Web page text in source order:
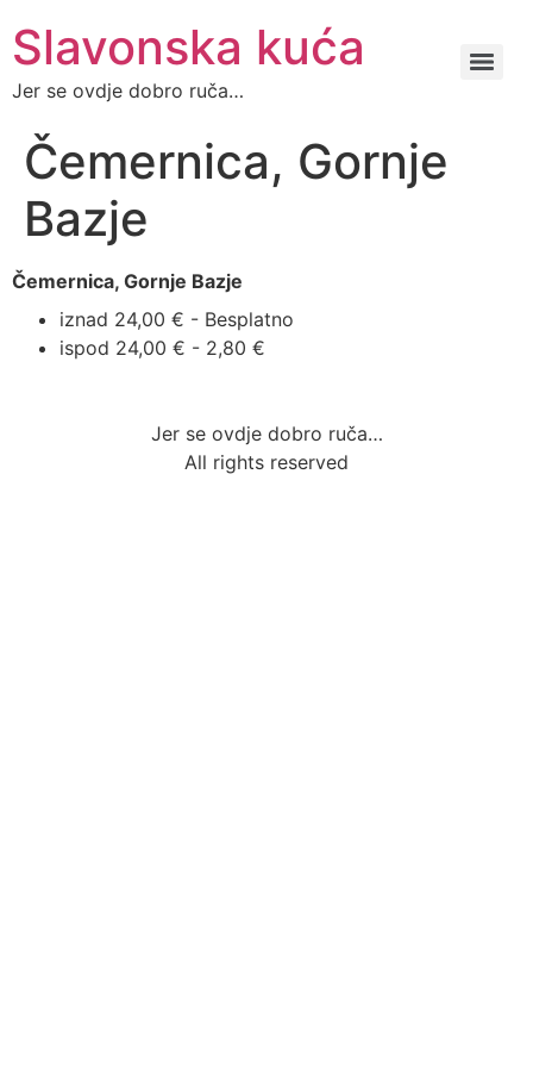
Slavonska kuća
Jer se ovdje dobro ruča…
Čemernica, Gornje
Bazje
Čemernica, Gornje Bazje
iznad 24,00 € - Besplatno
ispod 24,00 € - 2,80 €
Jer se ovdje dobro ruča…
All rights reserved